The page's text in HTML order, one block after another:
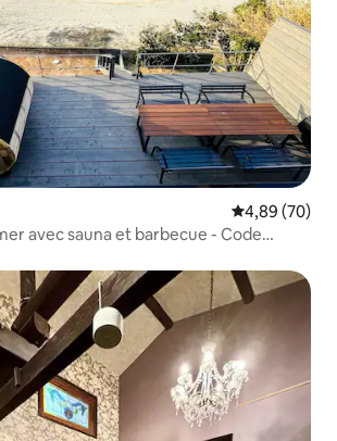
Évaluation
4,89 (70)
avec sauna et barbecue - Code